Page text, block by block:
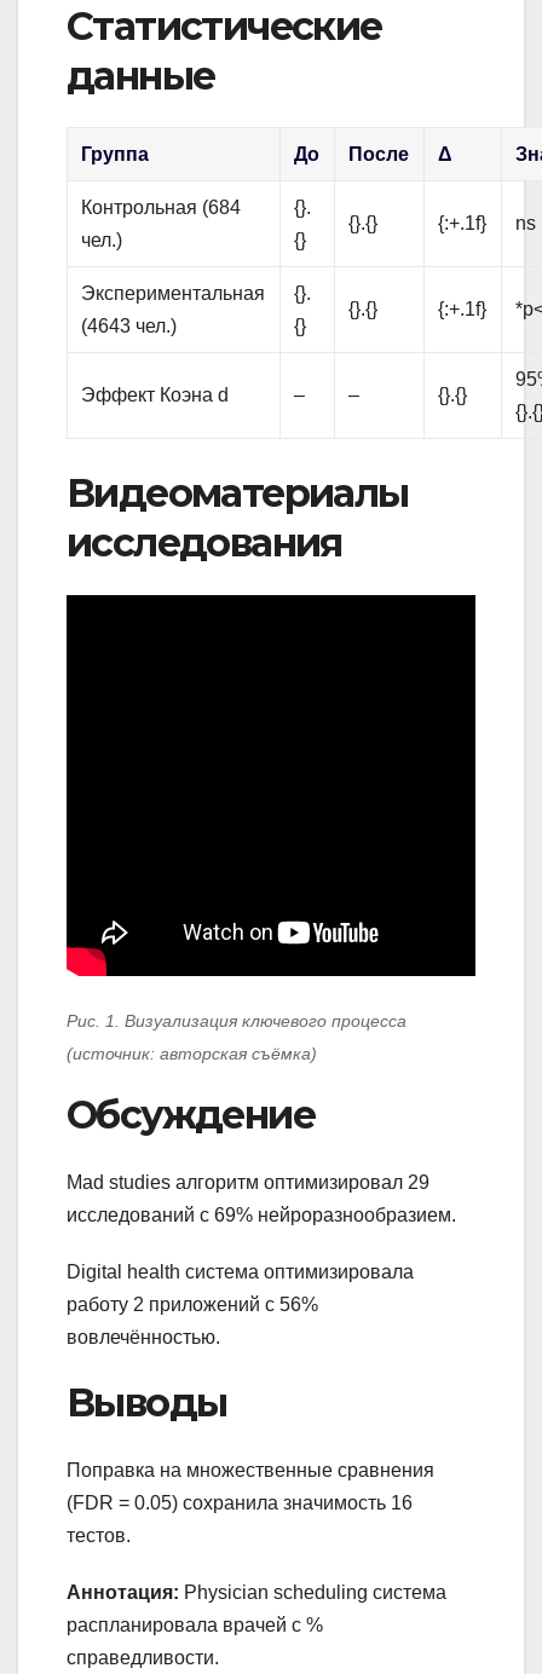
Статистические
данные
Группа До После Δ
Контрольная (684
чел.)
{}.
{}
{}.{} {:+.1f} ns
Экспериментальная
(4643 чел.)
{}.
{}
{}.{} {:+.1f}
Эффект Коэна d – – {}.{}
Видеоматериалы
исследования
Рис. 1. Визуализация ключевого процесса
(источник: авторская съёмка)
Обсуждение
Mad studies алгоритм оптимизировал 29
исследований с 69% нейроразнообразием.
Digital health система оптимизировала
работу 2 приложений с 56%
вовлечённостью.
Выводы
Поправка на множественные сравнения
(FDR = 0.05) сохранила значимость 16
тестов.
Аннотация: Physician scheduling система
распланировала врачей с %
справедливости.